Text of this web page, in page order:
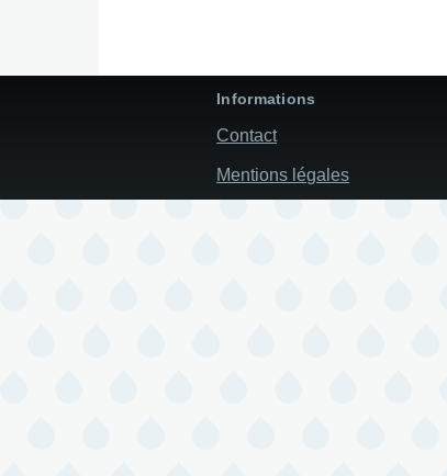
Informations
Contact
Mentions légales